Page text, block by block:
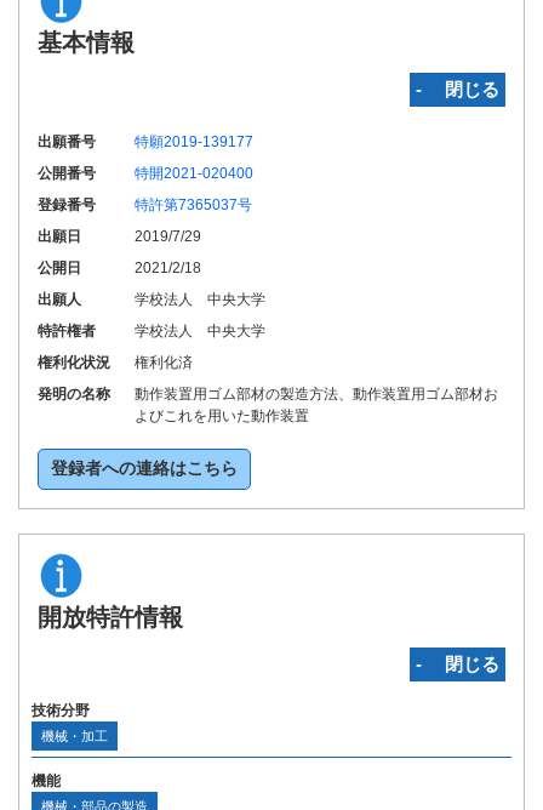
基本情報
‐ 閉じる
出願番号
特願2019-139177
公開番号
特開2021-020400
登録番号
特許第7365037号
出願日
2019/7/29
公開日
2021/2/18
出願人
学校法人 中央大学
特許権者
学校法人 中央大学
権利化状況
権利化済
発明の名称
動作装置用ゴム部材の製造方法、動作装置用ゴム部材お
よびこれを用いた動作装置
登録者への連絡はこちら
開放特許情報
‐ 閉じる
技術分野
機械・加工
機能
機械・部品の製造